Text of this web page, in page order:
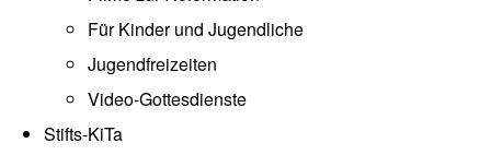
Für Kinder und Jugendliche
Jugendfreizeiten
Video-Gottesdienste
Stifts-KiTa